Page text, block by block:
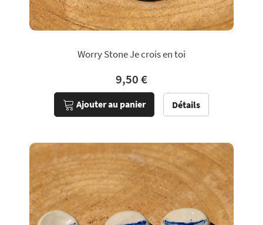
Worry Stone Je crois en toi
9,50 €
Ajouter au panier Détails